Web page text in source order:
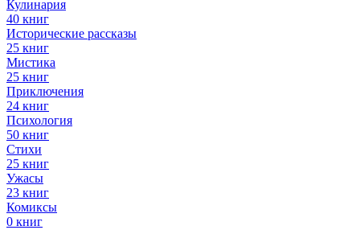
Кулинария
40 книг
Исторические рассказы
25 книг
Мистика
25 книг
Приключения
24 книг
Психология
50 книг
Стихи
25 книг
Ужасы
23 книг
Комиксы
0 книг